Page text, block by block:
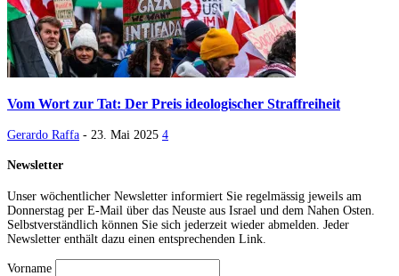
Vom Wort zur Tat: Der Preis ideologischer Straffreiheit
Gerardo Raffa - 23. Mai 2025 4
Newsletter
Unser wöchentlicher Newsletter informiert Sie regelmässig jeweils am
Donnerstag per E-Mail über das Neuste aus Israel und dem Nahen Osten.
Selbstverständlich können Sie sich jederzeit wieder abmelden. Jeder
Newsletter enthält dazu einen entsprechenden Link.
Vorname